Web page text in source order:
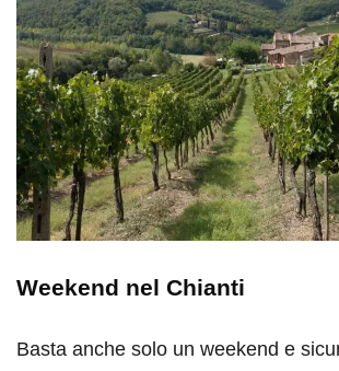
Weekend nel Chianti
Basta anche solo un weekend e